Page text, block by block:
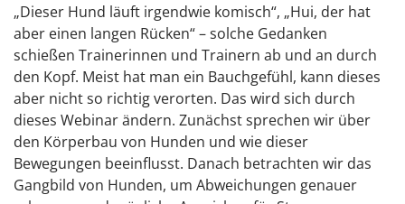
„Dieser Hund läuft irgendwie komisch“, „Hui, der hat
aber einen langen Rücken“ – solche Gedanken
schießen Trainerinnen und Trainern ab und an durch
den Kopf. Meist hat man ein Bauchgefühl, kann dieses
aber nicht so richtig verorten. Das wird sich durch
dieses Webinar ändern. Zunächst sprechen wir über
den Körperbau von Hunden und wie dieser
Bewegungen beeinflusst. Danach betrachten wir das
Gangbild von Hunden, um Abweichungen genauer